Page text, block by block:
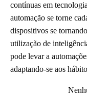
contínuas em
automação se torne
dispositivos se
utilização de
pode levar a
adaptando-se aos